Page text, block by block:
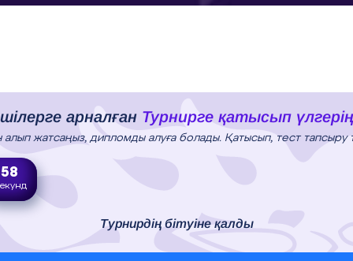
арналған Турнирге қатысып
алып жатсаңыз, дипломды алуға болады. Қатысып, тест тапсыру
56
Турнирдің бітуіне қалды